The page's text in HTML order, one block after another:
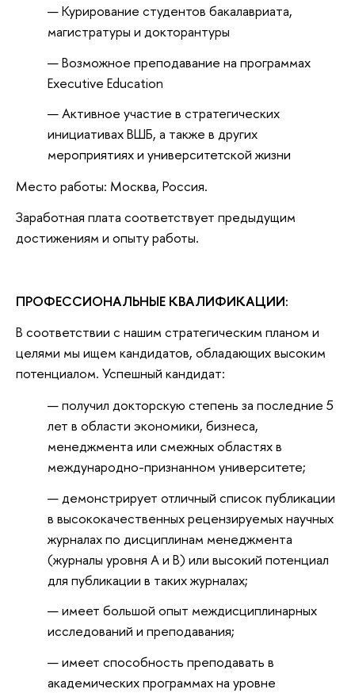
Курирование студентов бакалавриата,
магистратуры и докторантуры
Возможное преподавание на программах
Executive Education
Активное участие в стратегических
инициативах ВШБ, а также в других
мероприятиях и университетской жизни
Место работы: Москва, Россия.
Заработная плата соответствует предыдущим
достижениям и опыту работы.
ПРОФЕССИОНАЛЬНЫЕ КВАЛИФИКАЦИИ:
В соответствии с нашим стратегическим планом и
целями мы ищем кандидатов, обладающих высоким
потенциалом. Успешный кандидат:
получил докторскую степень за последние 5
лет в области экономики, бизнеса,
менеджмента или смежных областях в
международно-признанном университете;
демонстрирует отличный список публикации
в высококачественных рецензируемых научных
журналах по дисциплинам менеджмента
(журналы уровня А и В) или высокий потенциал
для публикации в таких журналах;
имеет большой опыт междисциплинарных
исследований и преподавания;
имеет способность преподавать в
академических программах на уровне